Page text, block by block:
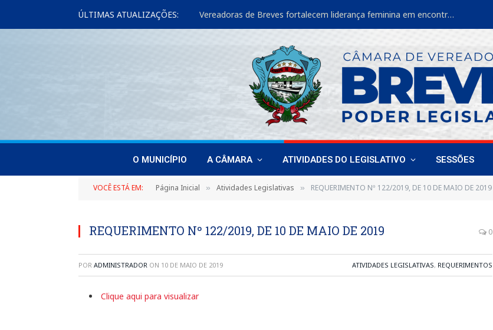
ÚLTIMAS ATUALIZAÇÕES: Vereadoras de Breves fortalecem liderança feminina em encontro estadual
O MUNICÍPIO A CÂMARA ATIVIDADES DO LEGISLATIVO SESSÕES
VOCÊ ESTÁ EM: Página Inicial » Atividades Legislativas » REQUERIMENTO Nº 122/2019, DE 10 DE MAIO DE 2019
REQUERIMENTO Nº 122/2019, DE 10 DE MAIO DE 2019 0
POR ADMINISTRADOR ON 10 DE MAIO DE 2019 ATIVIDADES LEGISLATIVAS, REQUERIMENTOS
Clique aqui para visualizar